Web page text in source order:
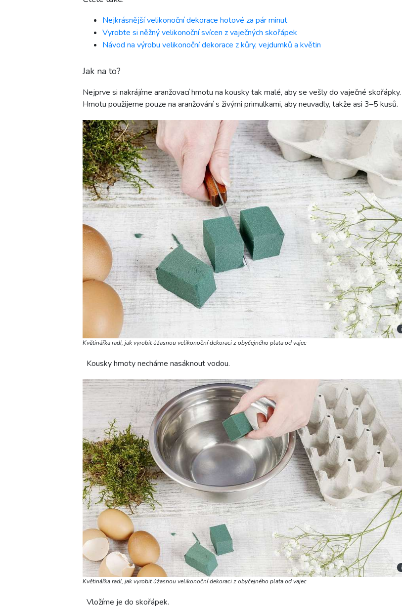
Nejkrásnější velikonoční dekorace hotové za pár minut
Vyrobte si něžný velikonoční svícen z vaječných skořápek
Návod na výrobu velikonoční dekorace z kůry, vejdumků a květin
Jak na to?
Nejprve si nakrájíme aranžovací hmotu na kousky tak malé, aby se vešly do vaječné skořápky.
Hmotu použijeme pouze na aranžování s živými primulkami, aby neuvadly, takže asi 3–5 kusů.
i
Květinářka radí, jak vyrobit úžasnou velikonoční dekoraci z obyčejného plata od vajec
Kousky hmoty necháme nasáknout vodou.
i
Květinářka radí, jak vyrobit úžasnou velikonoční dekoraci z obyčejného plata od vajec
Vložíme je do skořápek.